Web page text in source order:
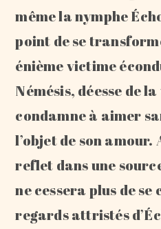
même la nymphe
point de se
énième victime
Némésis, déesse de
condamne à aimer
l’objet de son amour.
reflet dans une
ne cessera plus de se
regards attristés